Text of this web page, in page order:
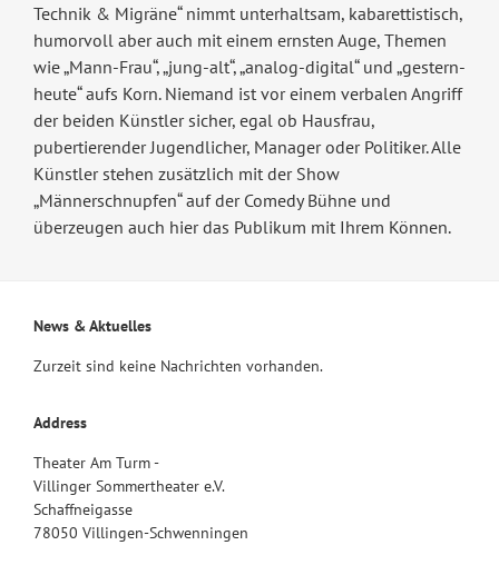
Technik & Migräne“ nimmt unterhaltsam, kabarettistisch,
humorvoll aber auch mit einem ernsten Auge, Themen
wie „Mann-Frau“, „jung-alt“, „analog-digital“ und „gestern-
heute“ aufs Korn. Niemand ist vor einem verbalen Angriff
der beiden Künstler sicher, egal ob Hausfrau,
pubertierender Jugendlicher, Manager oder Politiker. Alle
Künstler stehen zusätzlich mit der Show
„Männerschnupfen“ auf der Comedy Bühne und
überzeugen auch hier das Publikum mit Ihrem Können.
News & Aktuelles
Zurzeit sind keine Nachrichten vorhanden.
Address
Theater Am Turm -
Villinger Sommertheater e.V.
Schaffneigasse
78050 Villingen-Schwenningen